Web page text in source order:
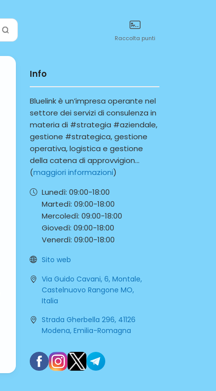
Raccolta punti
Info
Bluelink è un’impresa operante nel
settore dei servizi di consulenza in
materia di #strategia #aziendale,
gestione #strategica, gestione
operativa, logistica e gestione
della catena di approvvigion...
(maggiori informazioni)
Lunedì: 09:00-18:00
Martedì: 09:00-18:00
Mercoledì: 09:00-18:00
Giovedì: 09:00-18:00
Venerdì: 09:00-18:00
Sito web
Via Guido Cavani, 6, Montale,
Castelnuovo Rangone MO,
Italia
Strada Gherbella 296, 41126
Modena, Emilia-Romagna